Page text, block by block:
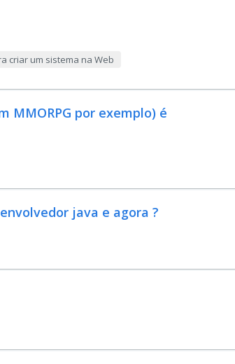
criar um sistema na Web
MMORPG por exemplo) é
java e agora ?